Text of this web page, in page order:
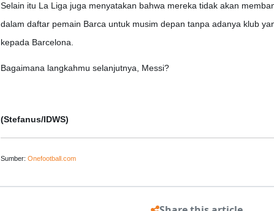
Selain itu La Liga juga menyatakan bahwa mereka tidak akan
dalam daftar pemain Barca untuk musim depan tanpa adanya klub
kepada Barcelona.
Bagaimana langkahmu selanjutnya, Messi?
(Stefanus/IDWS)
Sumber: Onefootball.com